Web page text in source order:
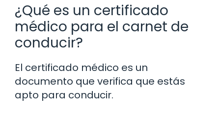
¿Qué es un certificado
médico para el carnet de
conducir?
El certificado médico es un
documento que verifica que estás
apto para conducir.